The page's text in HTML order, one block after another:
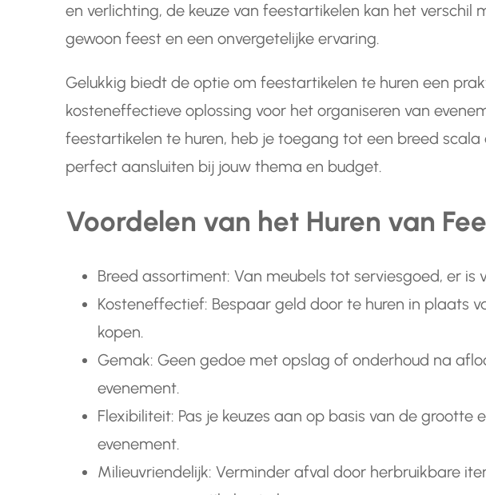
en verlichting, de keuze van feestartikelen kan het verschil
gewoon feest en een onvergetelijke ervaring.
Gelukkig biedt de optie om feestartikelen te huren een
kosteneffectieve oplossing voor het organiseren van
feestartikelen te huren, heb je toegang tot een breed
perfect aansluiten bij jouw thema en budget.
Voordelen van het Huren van
Breed assortiment: Van meubels tot serviesgoed, er is
Kosteneffectief: Bespaar geld door te huren in plaats
kopen.
Gemak: Geen gedoe met opslag of onderhoud na
evenement.
Flexibiliteit: Pas je keuzes aan op basis van de grootte
evenement.
Milieuvriendelijk: Verminder afval door herbruikbare